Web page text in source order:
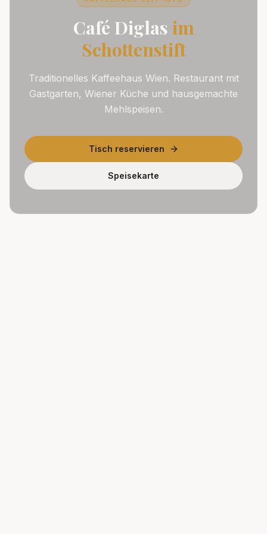
Café Diglas im
Schottenstift
Traditionelles Kaffeehaus Wien. Restaurant mit
Gastgarten, Wiener Küche und hausgemachte
Mehlspeisen.
Tisch reservieren
Speisekarte